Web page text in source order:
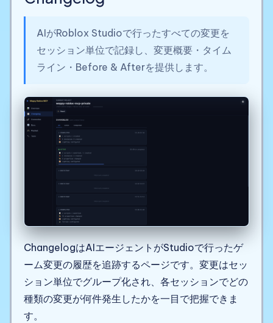
AIがRoblox Studioで行ったすべての変更を
セッション単位で記録し、変更概要・タイム
ライン・Before & Afterを提供します。
ChangelogはAIエージェントがStudioで行ったゲ
ーム変更の履歴を追跡するページです。変更はセッ
ション単位でグループ化され、各セッションでどの
種類の変更が何件発生したかを一目で把握できま
す。